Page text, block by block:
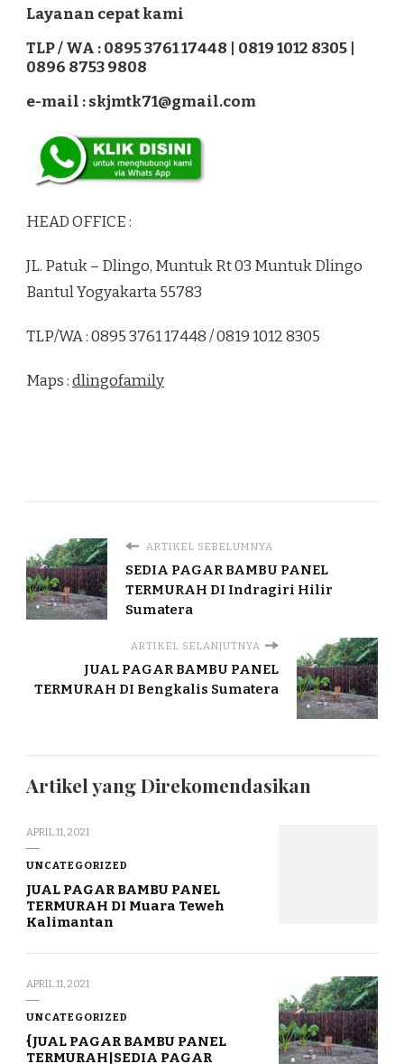
Layanan cepat kami
TLP / WA : 0895 3761 17448 | 0819 1012 8305 |
0896 8753 9808
e-mail : skjmtk71@gmail.com
HEAD OFFICE :
JL. Patuk – Dlingo, Muntuk Rt 03 Muntuk Dlingo
Bantul Yogyakarta 55783
TLP/WA : 0895 3761 17448 / 0819 1012 8305
Maps :dlingofamily
ARTIKEL SEBELUMNYA
SEDIA PAGAR BAMBU PANEL
TERMURAH DI Indragiri Hilir
Sumatera
ARTIKEL SELANJUTNYA
JUAL PAGAR BAMBU PANEL
TERMURAH DI Bengkalis Sumatera
Artikel yang Direkomendasikan
APRIL 11, 2021
UNCATEGORIZED
JUAL PAGAR BAMBU PANEL
TERMURAH DI Muara Teweh
Kalimantan
APRIL 11, 2021
UNCATEGORIZED
{JUAL PAGAR BAMBU PANEL
TERMURAH|SEDIA PAGAR